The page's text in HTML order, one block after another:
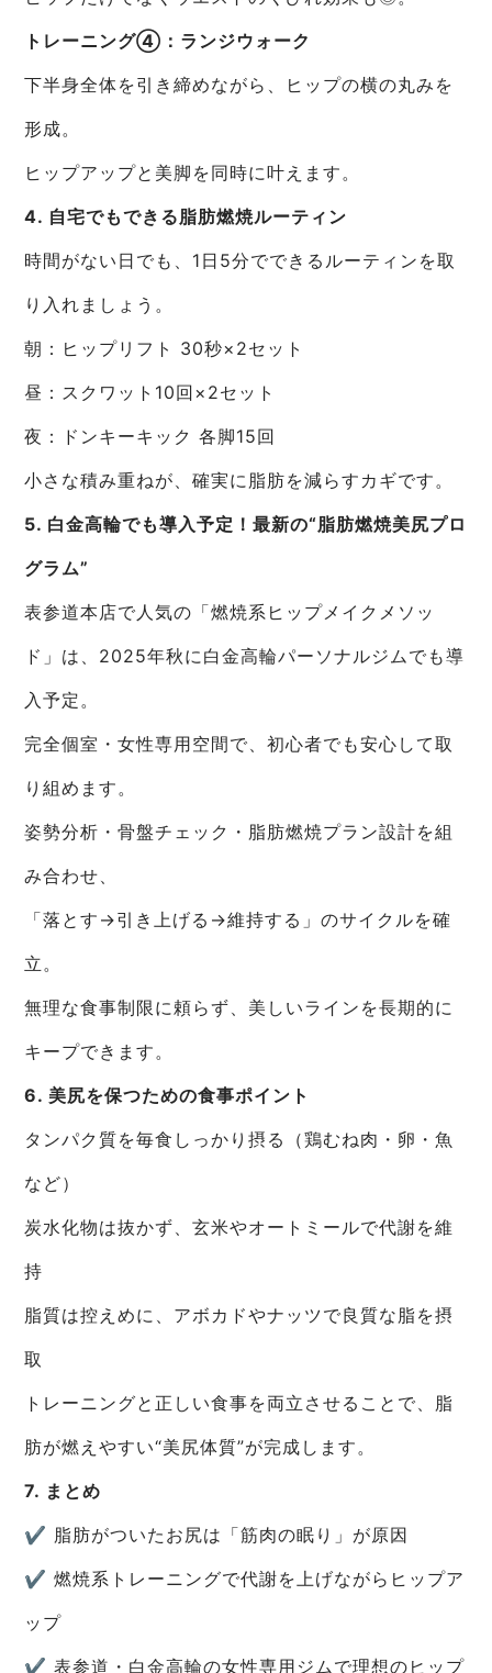
トレーニング④：ランジウォーク
下半身全体を引き締めながら、ヒップの横の丸みを
形成。
ヒップアップと美脚を同時に叶えます。
4. 自宅でもできる脂肪燃焼ルーティン
時間がない日でも、1日5分でできるルーティンを取
り入れましょう。
朝：ヒップリフト 30秒×2セット
昼：スクワット10回×2セット
夜：ドンキーキック 各脚15回
小さな積み重ねが、確実に脂肪を減らすカギです。
5. 白金高輪でも導入予定！最新の“脂肪燃焼美尻プロ
グラム”
表参道本店で人気の「燃焼系ヒップメイクメソッ
ド」は、2025年秋に白金高輪パーソナルジムでも導
入予定。
完全個室・女性専用空間で、初心者でも安心して取
り組めます。
姿勢分析・骨盤チェック・脂肪燃焼プラン設計を組
み合わせ、
「落とす→引き上げる→維持する」のサイクルを確
立。
無理な食事制限に頼らず、美しいラインを長期的に
キープできます。
6. 美尻を保つための食事ポイント
タンパク質を毎食しっかり摂る（鶏むね肉・卵・魚
など）
炭水化物は抜かず、玄米やオートミールで代謝を維
持
脂質は控えめに、アボカドやナッツで良質な脂を摂
取
トレーニングと正しい食事を両立させることで、脂
肪が燃えやすい“美尻体質”が完成します。
7. まとめ
✔ 脂肪がついたお尻は「筋肉の眠り」が原因
✔ 燃焼系トレーニングで代謝を上げながらヒップア
ップ
✔ 表参道・白金高輪の女性専用ジムで理想のヒップ